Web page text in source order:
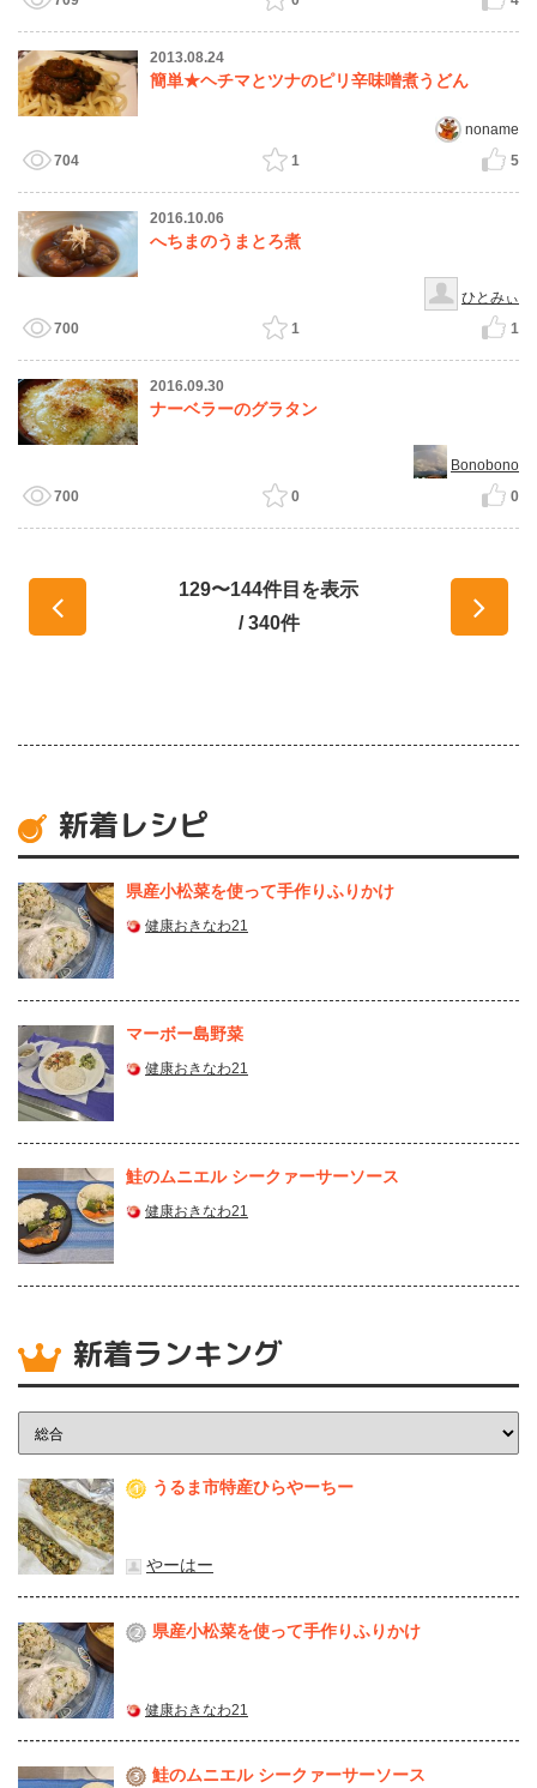
2013.08.24
簡単★ヘチマとツナのピリ辛味噌煮うどん
noname
704
1 5
2016.10.06
へちまのうまとろ煮
ひとみぃ
700
1 1
2016.09.30
ナーベラーのグラタン
Bonobono
700
0 0
129〜144件目を表示
/ 340件
新着レシピ
県産⼩松菜を使って⼿作りふりかけ
健康おきなわ21
マーボー島野菜
健康おきなわ21
鮭のムニエル シークァーサーソース
健康おきなわ21
新着ランキング
1 うるま市特産ひらやーちー
やーはー
2 県産⼩松菜を使って⼿作りふりかけ
健康おきなわ21
3 鮭のムニエル シークァーサーソース